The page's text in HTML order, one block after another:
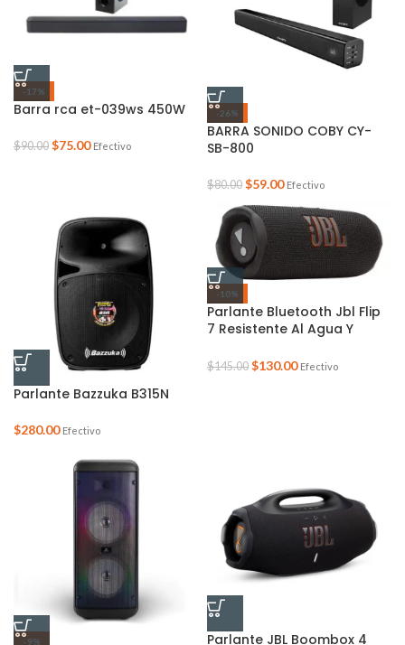
-17%
Barra rca et-039ws 450W
$90.00 $75.00 Efectivo
-26%
BARRA SONIDO COBY CY-
SB-800
$80.00 $59.00 Efectivo
Parlante Bazzuka B315N
$280.00 Efectivo
-10%
Parlante Bluetooth Jbl Flip
7 Resistente Al Agua Y
$145.00 $130.00 Efectivo
-9% Parlante JBL Boombox 4